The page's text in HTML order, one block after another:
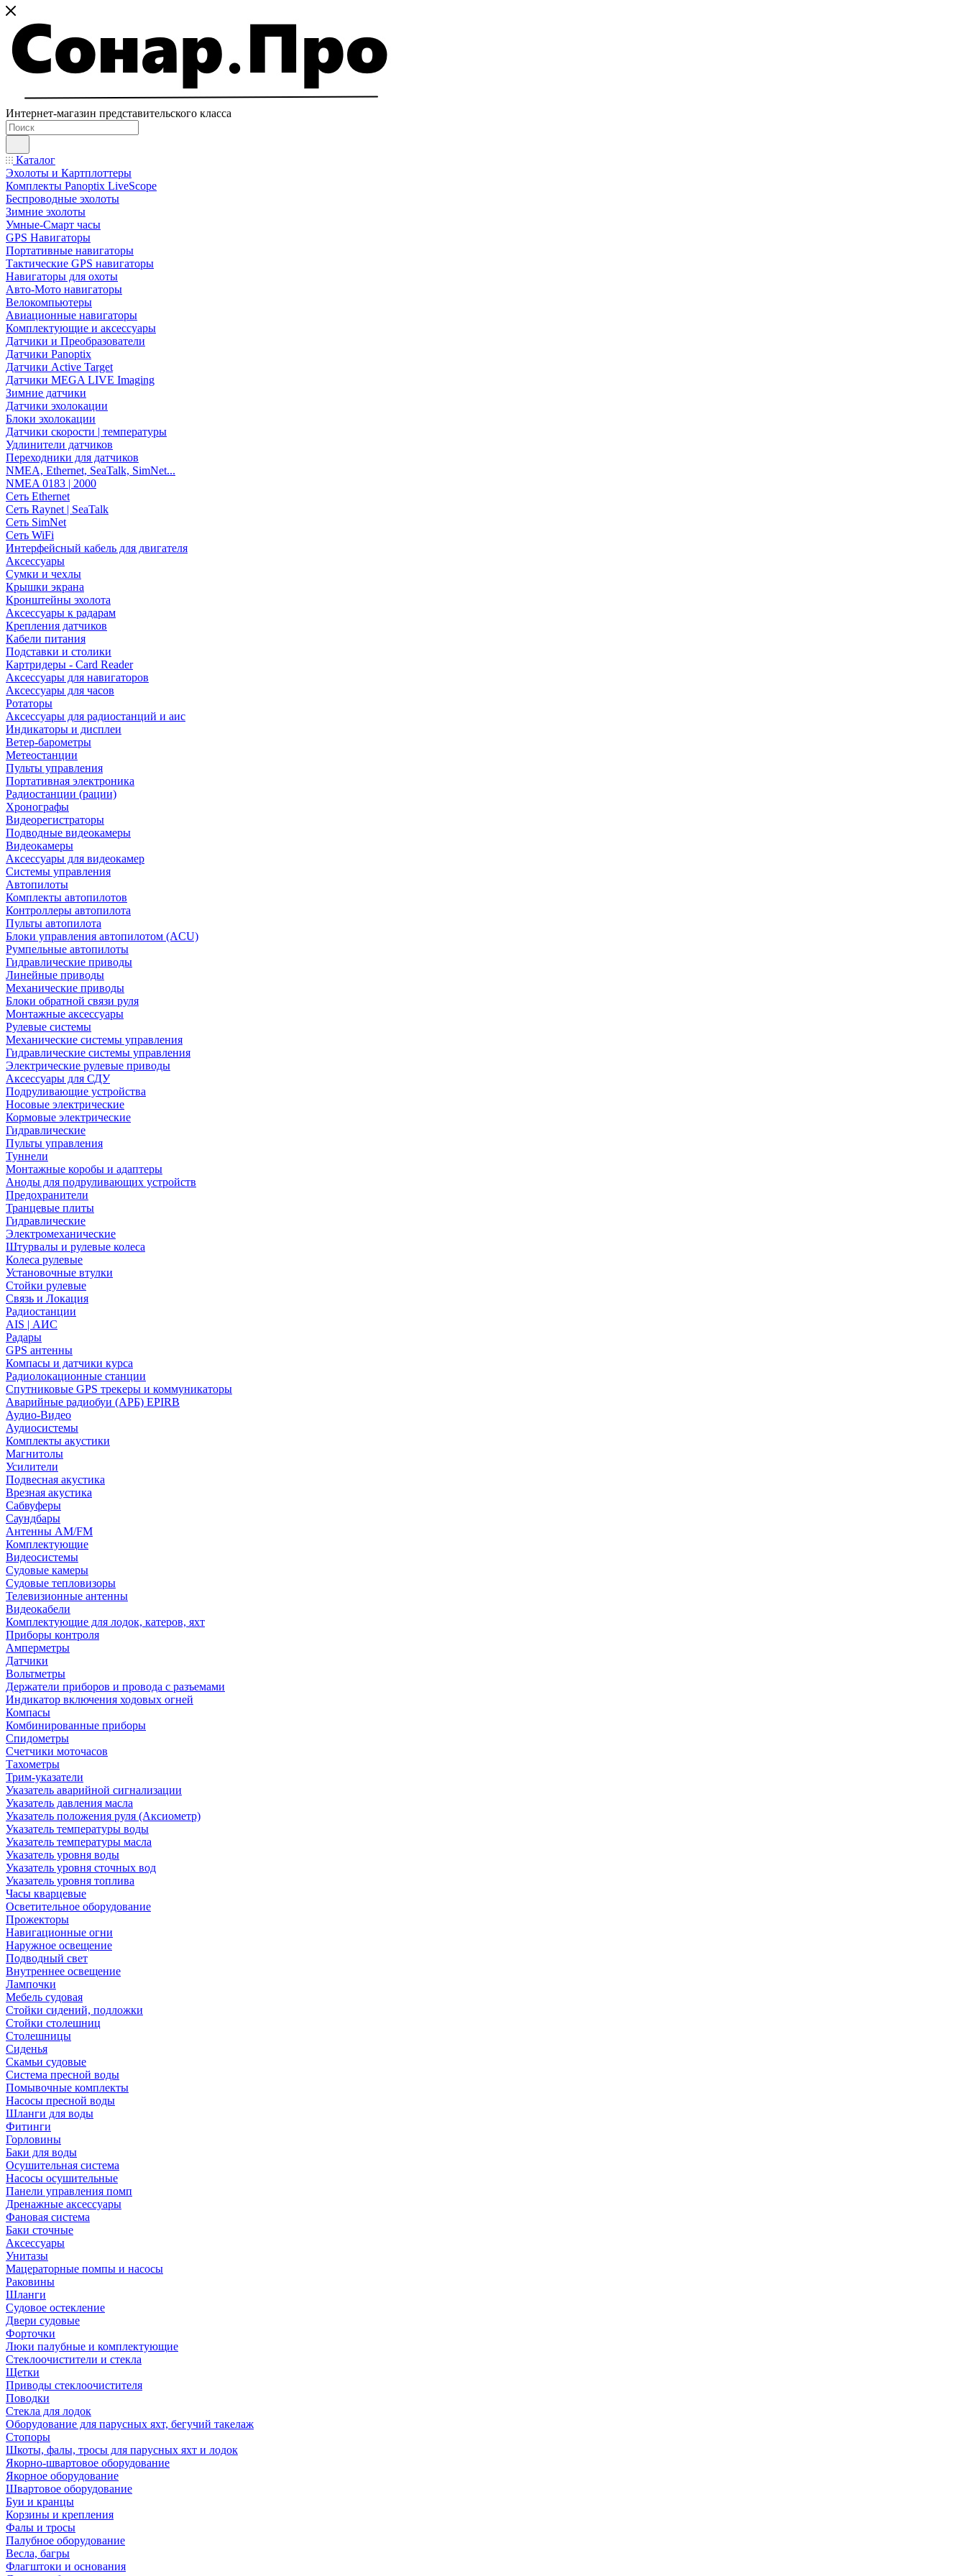
Интернет-магазин представительского класса
Каталог
Эхолоты и Картплоттеры
Комплекты Panoptix LiveScope
Беспроводные эхолоты
Зимние эхолоты
Умные-Смарт часы
GPS Навигаторы
Портативные навигаторы
Тактические GPS навигаторы
Навигаторы для охоты
Авто-Мото навигаторы
Велокомпьютеры
Авиационные навигаторы
Комплектующие и аксессуары
Датчики и Преобразователи
Датчики Panoptix
Датчики Active Target
Датчики MEGA LIVE Imaging
Зимние датчики
Датчики эхолокации
Блоки эхолокации
Датчики скорости | температуры
Удлинители датчиков
Переходники для датчиков
NMEA, Ethernet, SeaTalk, SimNet...
NMEA 0183 | 2000
Сеть Ethernet
Сеть Raynet | SeaTalk
Сеть SimNet
Сеть WiFi
Интерфейсный кабель для двигателя
Аксессуары
Сумки и чехлы
Крышки экрана
Кронштейны эхолота
Аксессуары к радарам
Крепления датчиков
Кабели питания
Подставки и столики
Картридеры - Card Reader
Аксессуары для навигаторов
Аксессуары для часов
Ротаторы
Аксессуары для радиостанций и аис
Индикаторы и дисплеи
Ветер-барометры
Метеостанции
Пульты управления
Портативная электроника
Радиостанции (рации)
Хронографы
Видеорегистраторы
Подводные видеокамеры
Видеокамеры
Аксессуары для видеокамер
Системы управления
Автопилоты
Комплекты автопилотов
Контроллеры автопилота
Пульты автопилота
Блоки управления автопилотом (ACU)
Румпельные автопилоты
Гидравлические приводы
Линейные приводы
Механические приводы
Блоки обратной связи руля
Монтажные аксессуары
Рулевые системы
Механические системы управления
Гидравлические системы управления
Электрические рулевые приводы
Аксессуары для СДУ
Подруливающие устройства
Носовые электрические
Кормовые электрические
Гидравлические
Пульты управления
Туннели
Монтажные коробы и адаптеры
Аноды для подруливающих устройств
Предохранители
Транцевые плиты
Гидравлические
Электромеханические
Штурвалы и рулевые колеса
Колеса рулевые
Установочные втулки
Стойки рулевые
Связь и Локация
Радиостанции
AIS | АИС
Радары
GPS антенны
Компасы и датчики курса
Радиолокационные станции
Спутниковые GPS трекеры и коммуникаторы
Аварийные радиобуи (АРБ) EPIRB
Аудио-Видео
Аудиосистемы
Комплекты акустики
Магнитолы
Усилители
Подвесная акустика
Врезная акустика
Сабвуферы
Саундбары
Антенны AM/FM
Комплектующие
Видеосистемы
Судовые камеры
Cудовые тепловизоры
Телевизионные антенны
Видеокабели
Комплектующие для лодок, катеров, яхт
Приборы контроля
Амперметры
Датчики
Вольтметры
Держатели приборов и провода с разъемами
Индикатор включения ходовых огней
Компасы
Комбинированные приборы
Спидометры
Счетчики моточасов
Тахометры
Трим-указатели
Указатель аварийной сигнализации
Указатель давления масла
Указатель положения руля (Аксиометр)
Указатель температуры воды
Указатель температуры масла
Указатель уровня воды
Указатель уровня сточных вод
Указатель уровня топлива
Часы кварцевые
Осветительное оборудование
Прожекторы
Навигационные огни
Наружное освещение
Подводный свет
Внутреннее освещение
Лампочки
Мебель судовая
Стойки сидений, подложки
Стойки столешниц
Столешницы
Сиденья
Скамьи судовые
Система пресной воды
Помывочные комплекты
Насосы пресной воды
Шланги для воды
Фитинги
Горловины
Баки для воды
Осушительная система
Насосы осушительные
Панели управления помп
Дренажные аксессуары
Фановая система
Баки сточные
Аксессуары
Унитазы
Мацераторные помпы и насосы
Раковины
Шланги
Судовое остекление
Двери судовые
Форточки
Люки палубные и комплектующие
Стеклоочистители и стекла
Щетки
Приводы стеклоочистителя
Поводки
Стекла для лодок
Оборудование для парусных яхт, бегучий такелаж
Стопоры
Шкоты, фалы, тросы для парусных яхт и лодок
Якорно-швартовое оборудование
Якорное оборудование
Швартовое оборудование
Буи и кранцы
Корзины и крепления
Фалы и тросы
Палубное оборудование
Весла, багры
Флагштоки и основания